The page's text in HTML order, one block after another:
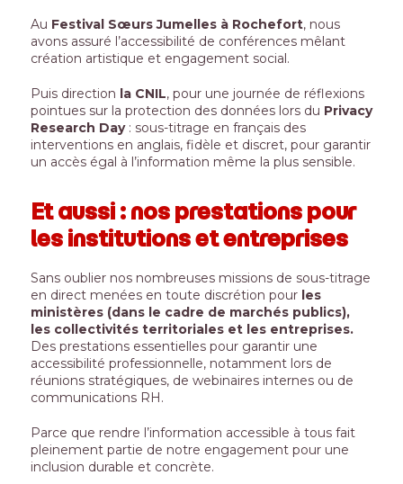
Au Festival Sœurs Jumelles à Rochefort, nous
avons assuré l’accessibilité de conférences mêlant
création artistique et engagement social.
Puis direction la CNIL, pour une journée de réflexions
pointues sur la protection des données lors du Privacy
Research Day: sous-titrage en français des
interventions en anglais, fidèle et discret, pour garantir
un accès égal à l’information même la plus sensible.
Et aussi : nos prestations pour
les institutions et entreprises
Sans oublier nos nombreuses missions de sous-titrage
en direct menées en toute discrétion pour les
ministères (dans le cadre de marchés publics),
les collectivités territoriales et les entreprises.
Des prestations essentielles pour garantir une
accessibilité professionnelle, notamment lors de
réunions stratégiques, de webinaires internes ou de
communications RH.
Parce que rendre l’information accessible à tous fait
pleinement partie de notre engagement pour une
inclusion durable et concrète.